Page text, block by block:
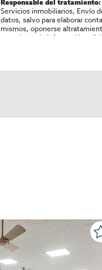
Responsable del tratamiento:
Servicios inmobiliarios, Envío
datos, salvo para elaborar
mismos, oponerse
consultarse la información